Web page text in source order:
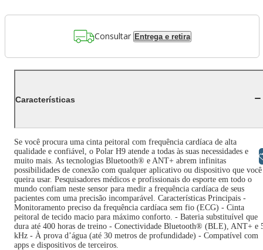
Consultar Entrega e retira
Características
Se você procura uma cinta peitoral com frequência cardíaca de alta
qualidade e confiável, o Polar H9 atende a todas às suas necessidades e
muito mais. As tecnologias Bluetooth® e ANT+ abrem infinitas
possibilidades de conexão com qualquer aplicativo ou dispositivo que você
queira usar. Pesquisadores médicos e profissionais do esporte em todo o
mundo confiam neste sensor para medir a frequência cardíaca de seus
pacientes com uma precisão incomparável. Características Principais -
Monitoramento preciso da frequência cardíaca sem fio (ECG) - Cinta
peitoral de tecido macio para máximo conforto. - Bateria substituível que
dura até 400 horas de treino - Conectividade Bluetooth® (BLE), ANT+ e
kHz - À prova d’água (até 30 metros de profundidade) - Compatível com
apps e dispositivos de terceiros.
Libras